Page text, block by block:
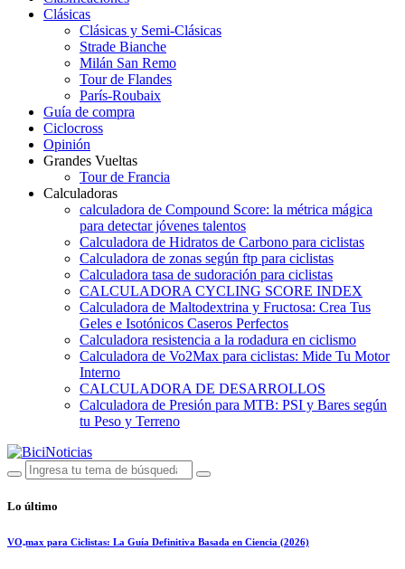
Clásicas
Clásicas y Semi-Clásicas
Strade Bianche
Milán San Remo
Tour de Flandes
París-Roubaix
Guía de compra
Ciclocross
Opinión
Grandes Vueltas
Tour de Francia
Calculadoras
calculadora de Compound Score: la métrica mágica
para detectar jóvenes talentos
Calculadora de Hidratos de Carbono para ciclistas
Calculadora de zonas según ftp para ciclistas
Calculadora tasa de sudoración para ciclistas
CALCULADORA CYCLING SCORE INDEX
Calculadora de Maltodextrina y Fructosa: Crea Tus
Geles e Isotónicos Caseros Perfectos
Calculadora resistencia a la rodadura en ciclismo
Calculadora de Vo2Max para ciclistas: Mide Tu Motor
Interno
CALCULADORA DE DESARROLLOS
Calculadora de Presión para MTB: PSI y Bares según
tu Peso y Terreno
Lo último
VO₂max para Ciclistas: La Guía Definitiva Basada en Ciencia (2026)